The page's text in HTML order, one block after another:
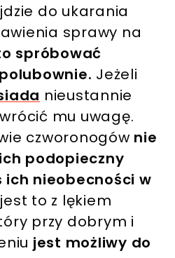
do ukarania
sprawy na
spróbować
Jeżeli
nieustannie
mu uwagę.
czworonogów nie
podopieczny
ich nieobecności w
to z lękiem
przy dobrym i
jest możliwy do